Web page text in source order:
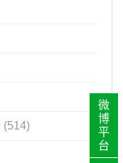
(514)
微
博
平
台